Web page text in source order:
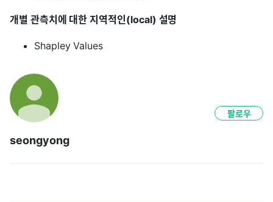
개별 관측치에 대한 지역적인(local) 설명
Shapley Values
seongyong
팔로우